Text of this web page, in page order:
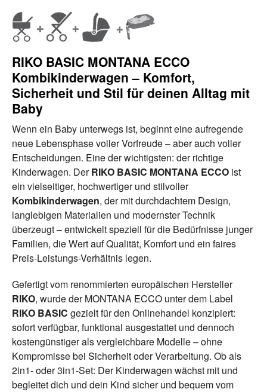
RIKO BASIC MONTANA ECCO
Kombikinderwagen – Komfort,
Sicherheit und Stil für deinen Alltag mit
Baby
Wenn ein Baby unterwegs ist, beginnt eine aufregende
neue Lebensphase voller Vorfreude – aber auch voller
Entscheidungen. Eine der wichtigsten: der richtige
Kinderwagen. DerRIKO BASIC MONTANA ECCO ist
ein vielseitiger, hochwertiger und stilvoller
Kombikinderwagen, der mit durchdachtem Design,
langlebigen Materialien und modernster Technik
überzeugt – entwickelt speziell für die Bedürfnisse junger
Familien, die Wert auf Qualität, Komfort und ein faires
Preis-Leistungs-Verhältnis legen.
Gefertigt vom renommierten europäischen Hersteller
RIKO, wurde der MONTANA ECCO unter dem Label
RIKO BASIC gezielt für den Onlinehandel konzipiert:
sofort verfügbar, funktional ausgestattet und dennoch
kostengünstiger als vergleichbare Modelle – ohne
Kompromisse bei Sicherheit oder Verarbeitung. Ob als
2in1- oder 3in1-Set: Der Kinderwagen wächst mit und
begleitet dich und dein Kind sicher und bequem vom